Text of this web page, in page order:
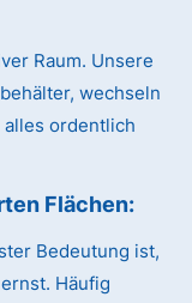
Raum. Unsere
wechseln
alles ordentlich
Flächen:
Bedeutung ist,
Häufig